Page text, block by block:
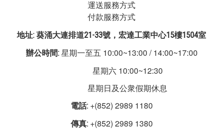
運送服務方式
付款服務方式
地址: 葵涌大連排道21-33號，宏達工業中心15樓1504室
辦公時間: 星期一至五 10:00~13:00 / 14:00~17:00
星期六 10:00~12:30
星期日及公衆假期休息
電話:+(852) 2989 1180
傳真:+(852) 2989 1380